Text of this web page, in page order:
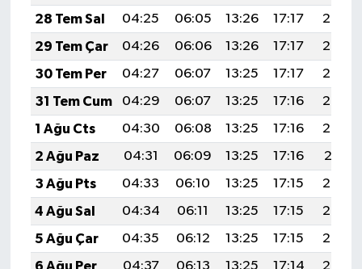
28 Tem Sal
04:25 06:05 13:26 17:17
20:36
29 Tem Çar
04:26 06:06 13:26 17:17
20:35
30 Tem Per
04:27 06:07 13:25 17:17
20:34
31 Tem Cum
04:29 06:07 13:25 17:16
20:33
1 Ağu Cts
04:30 06:08 13:25 17:16
20:32
2 Ağu Paz
04:31 06:09 13:25 17:16
20:31
3 Ağu Pts
04:33 06:10 13:25 17:15
20:30
4 Ağu Sal
04:34 06:11 13:25 17:15
20:29
5 Ağu Çar
04:35 06:12 13:25 17:15
20:28
6 Ağu Per
04:37 06:13 13:25 17:14
20:27